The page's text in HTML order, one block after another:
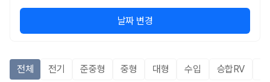
날짜 변경
전체 전기 준중형 중형 대형 수입 승합RV